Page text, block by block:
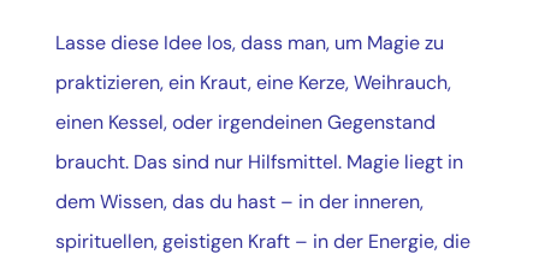
Lasse diese Idee los, dass man, um Magie zu
praktizieren, ein Kraut, eine Kerze, Weihrauch,
einen Kessel, oder irgendeinen Gegenstand
braucht. Das sind nur Hilfsmittel. Magie liegt in
dem Wissen, das du hast – in der inneren,
spirituellen, geistigen Kraft – in der Energie, die